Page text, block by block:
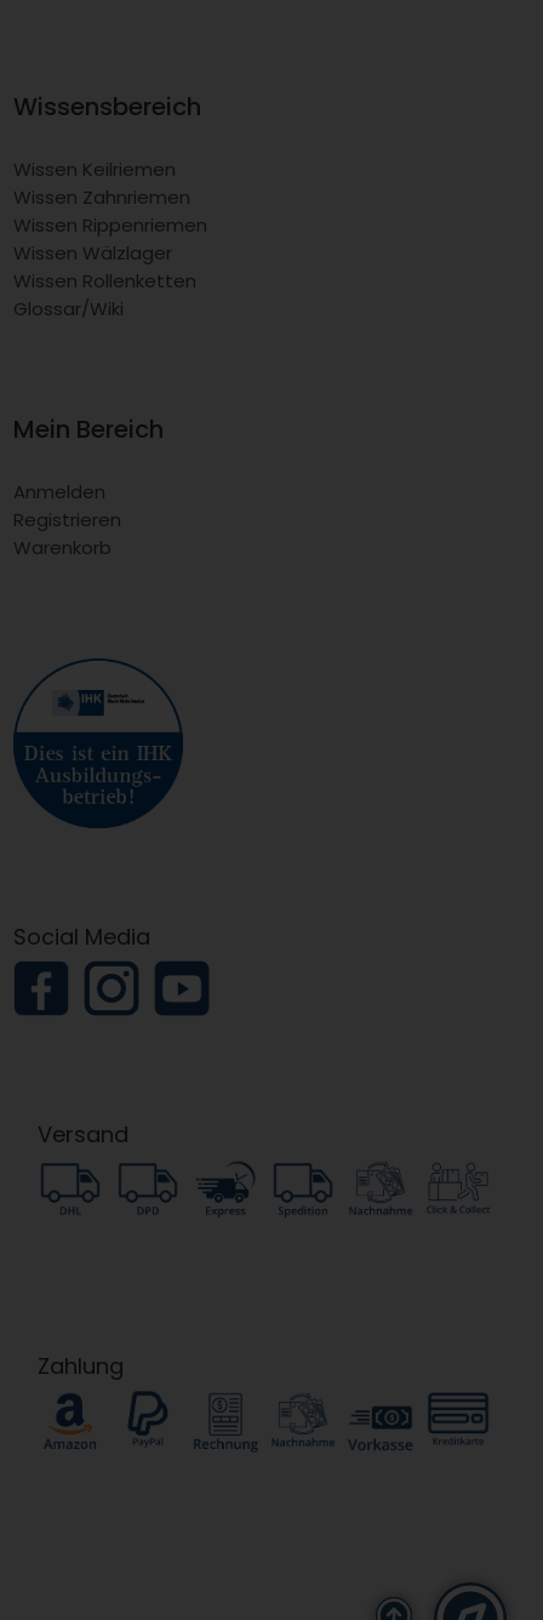
Wissensbereich
Wissen Keilriemen
Wissen Zahnriemen
Wissen Rippenriemen
Wissen Wälzlager
Wissen Rollenketten
Glossar/Wiki
Mein Bereich
Anmelden
Registrieren
Warenkorb
Social Media
Versand
Zahlung